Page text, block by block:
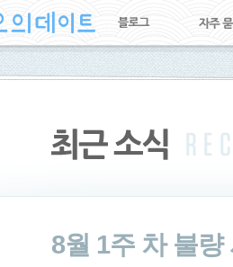
8월 1주 차 불